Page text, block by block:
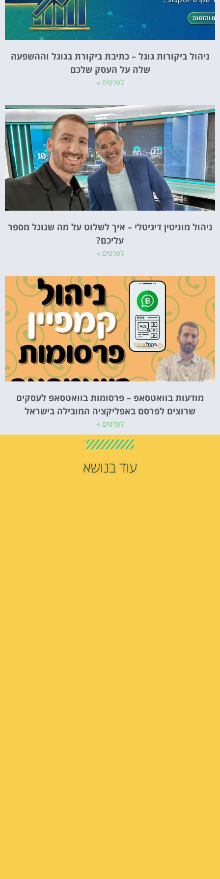
ניהול ביקורות גוגל – כתיבת ביקורת בגוגל וההשפעה
שלה על העסק שלכם
לפרטים »
ניהול מוניטין דיגיטלי – איך לשלוט על מה שגוגל מספר
עליכם?
לפרטים »
מודעות בוואטסאפ – פרסומות בוואטסאפ לעסקים
שרוצים לפרסם באפליקציה המובילה בישראל
לפרטים »
עוד בנושא